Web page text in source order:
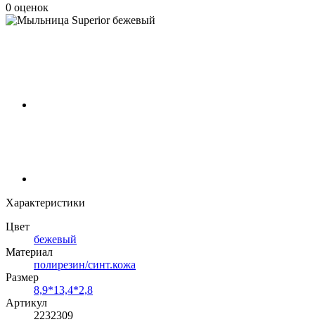
0 оценок
Характеристики
Цвет
бежевый
Материал
полирезин/синт.кожа
Размер
8,9*13,4*2,8
Артикул
2232309